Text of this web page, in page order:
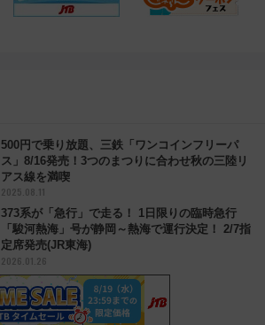
500円で乗り放題、三鉄「ワンコインフリーパ
ス」8/16発売！3つのまつりに合わせ秋の三陸リ
アス線を満喫
2025.08.11
373系が「急行」で走る！ 1日限りの臨時急行
「駿河熱海」号が静岡～熱海で運行決定！ 2/7指
定席発売(JR東海)
2026.01.26